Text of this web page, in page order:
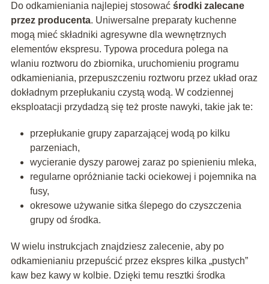
Do odkamieniania najlepiej stosować środki zalecane
przez producenta. Uniwersalne preparaty kuchenne
mogą mieć składniki agresywne dla wewnętrznych
elementów ekspresu. Typowa procedura polega na
wlaniu roztworu do zbiornika, uruchomieniu programu
odkamieniania, przepuszczeniu roztworu przez układ oraz
dokładnym przepłukaniu czystą wodą. W codziennej
eksploatacji przydadzą się też proste nawyki, takie jak te:
przepłukanie grupy zaparzającej wodą po kilku
parzeniach,
wycieranie dyszy parowej zaraz po spienieniu mleka,
regularne opróżnianie tacki ociekowej i pojemnika na
fusy,
okresowe używanie sitka ślepego do czyszczenia
grupy od środka.
W wielu instrukcjach znajdziesz zalecenie, aby po
odkamienianiu przepuścić przez ekspres kilka „pustych”
kaw bez kawy w kolbie. Dzięki temu resztki środka